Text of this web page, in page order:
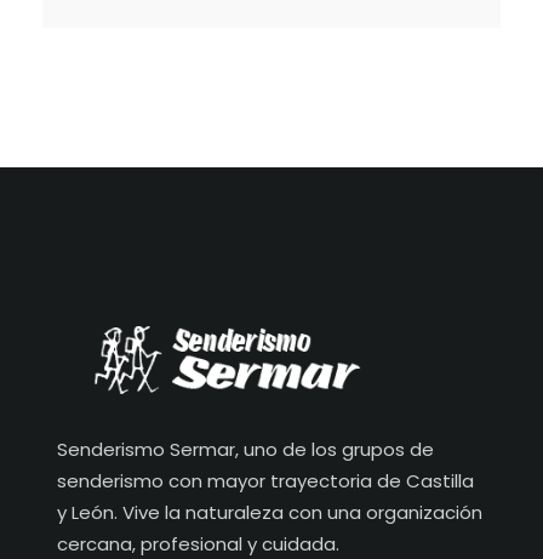
Senderismo Sermar, uno de los grupos de
senderismo con mayor trayectoria de Castilla
y León. Vive la naturaleza con una organización
cercana, profesional y cuidada.